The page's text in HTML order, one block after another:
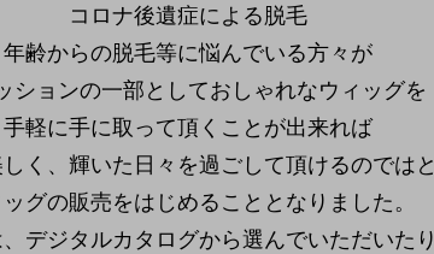
コロナ後遺症による脱毛
年齢からの脱毛等に悩んでいる方々が
ションの一部としておしゃれなウィッグを
手軽に手に取って頂くことが出来れば
く、輝いた日々を過ごして頂けるのではと
グの販売をはじめることとなりました。
デジタルカタログから選んでいただいたり